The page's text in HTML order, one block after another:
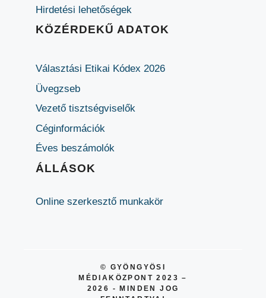
Hirdetési lehetőségek
KÖZÉRDEKŰ ADATOK
Választási Etikai Kódex 2026
Üvegzseb
Vezető tisztségviselők
Céginformációk
Éves beszámolók
ÁLLÁSOK
Online szerkesztő munkakör
© GYÖNGYÖSI
MÉDIAKÖZPONT 2023 –
2026 - MINDEN JOG